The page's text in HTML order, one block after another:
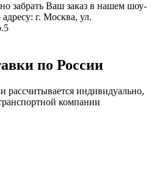
забрать Ваш заказ в нашем шоу-
г. Москва, ул.
по России
рассчитывается индивидуально,
компании